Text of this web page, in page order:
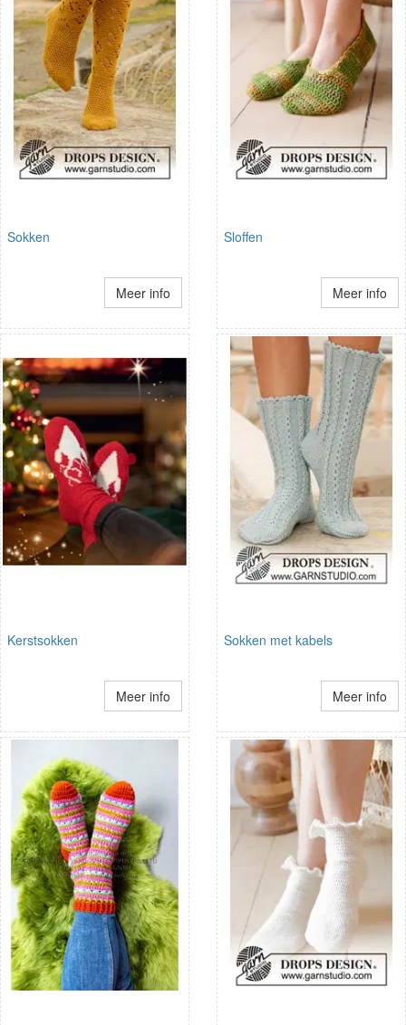
Sokken
Meer info
Sloffen
Meer info
Kerstsokken
Meer info
Sokken met kabels
Meer info